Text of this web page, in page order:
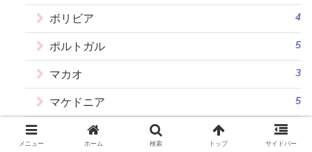
ボリビア 4
ポルトガル 5
マカオ 3
マケドニア 5
メニュー ホーム 検索 トップ サイドバー